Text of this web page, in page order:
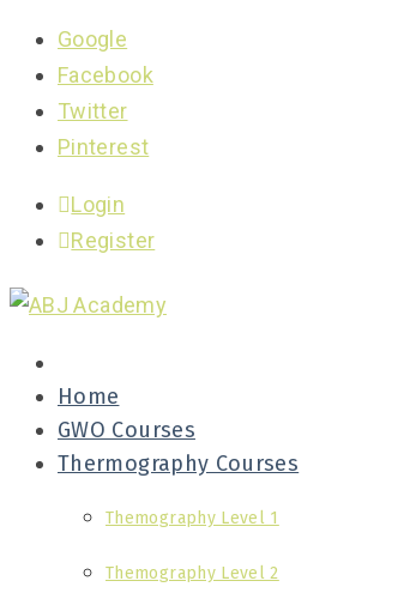
Google
Facebook
Twitter
Pinterest
Login
Register
Home
GWO Courses
Thermography Courses
Themography Level 1
Themography Level 2